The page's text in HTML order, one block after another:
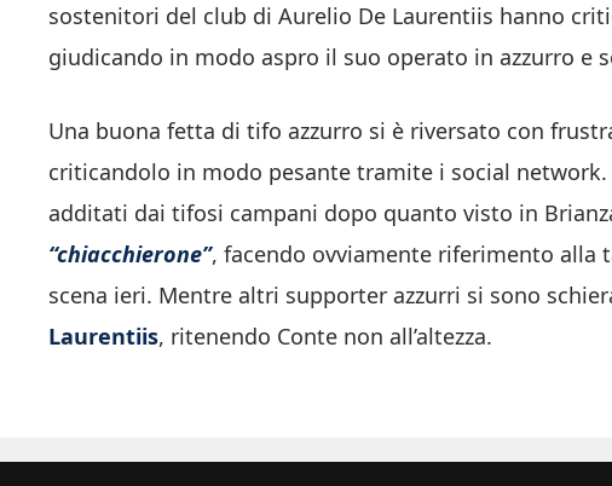
sostenitori del club di Aurelio De Laurentiis hanno
giudicando in modo aspro il suo operato in azzurro e
Una buona fetta di tifo azzurro si è riversato con
criticandolo in modo pesante tramite i social network.
additati dai tifosi campani dopo quanto visto in
“chiacchierone”, facendo ovviamente riferimento alla
scena ieri. Mentre altri supporter azzurri si sono
Laurentiis, ritenendo Conte non all’altezza.